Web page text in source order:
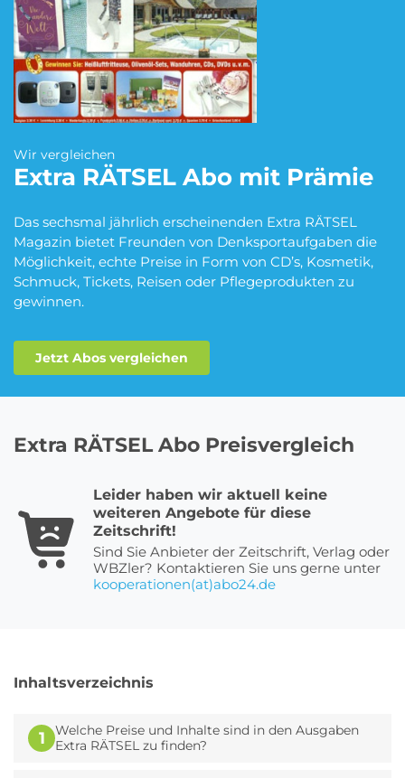
Blumen Abo Dating App Abo
eBook Abo
Kino Abo Kochbox Abo
Musik-Streaming Abo
Schmuck Abo
Sprachlern App Abo Streaming Abo
Login
Wir vergleichen
Extra RÄTSEL Abo mit Prämie
Das sechsmal jährlich erscheinenden Extra RÄTSEL
Magazin bietet Freunden von Denksportaufgaben die
Möglichkeit, echte Preise in Form von CD’s, Kosmetik,
Schmuck, Tickets, Reisen oder Pflegeprodukten zu
gewinnen.
Jetzt Abos vergleichen
Extra RÄTSEL Abo Preisvergleich
Leider haben wir aktuell keine
weiteren Angebote für diese
Zeitschrift!
Sind Sie Anbieter der Zeitschrift, Verlag oder
WBZler? Kontaktieren Sie uns gerne unter
kooperationen(at)abo24.de
Inhaltsverzeichnis
1
Welche Preise und Inhalte sind in den Ausgaben
Extra RÄTSEL zu finden?